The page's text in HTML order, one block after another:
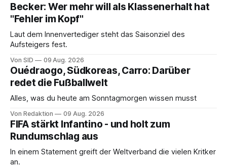
Becker: Wer mehr will als Klassenerhalt hat
"Fehler im Kopf"
Laut dem Innenvertediger steht das Saisonziel des
Aufsteigers fest.
Von SID 09 Aug. 2026
Ouédraogo, Südkoreas, Carro: Darüber
redet die Fußballwelt
Alles, was du heute am Sonntagmorgen wissen musst
Von Redaktion 09 Aug. 2026
FIFA stärkt Infantino - und holt zum
Rundumschlag aus
In einem Statement greift der Weltverband die vielen Kritker
an.